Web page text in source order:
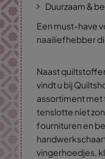
Duurzaam &
Een must-have
naailiefhebber
Naast
vindt u bij
assortiment met
tenslotte niet
fournituren en
vingerhoedjes,